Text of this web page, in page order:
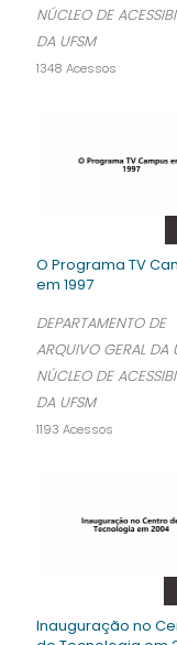
NÚCLEO DE
DA UFSM
1348 Acessos
O Programa TV
em 1997
DEPARTAMENTO DE
ARQUIVO GERAL DA
NÚCLEO DE
DA UFSM
1193 Acessos
Inauguração no